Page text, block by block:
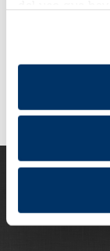
información
Política de
Novedades